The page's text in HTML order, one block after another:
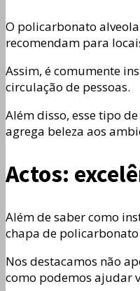
O policarbonato
recomendam para
Assim, é comumente
circulação de pessoas.
Além disso, esse tipo
agrega beleza aos
Actos:
Além de saber como
chapa de
Nos destacamos não
como podemos ajudar